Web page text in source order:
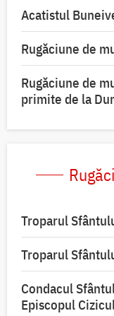
Acatistul
Rugăciune de
Rugăciune de
primite de la
Troparul
Troparul
Condacul
Episcopul